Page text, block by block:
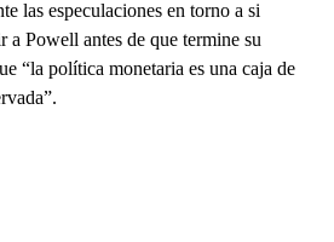
las especulaciones en torno a si
a Powell antes de que termine su
“la política monetaria es una caja de